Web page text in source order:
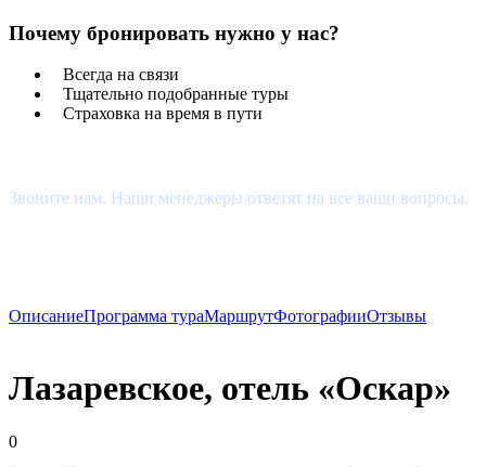
Почему бронировать нужно у нас?
Всегда на связи
Тщательно подобранные туры
Страховка на время в пути
Звоните нам. Наши менеджеры ответят на все ваши вопросы.
ОписаниеПрограмма тураМаршрутФотографииОтзывы
Лазаревское, отель «Оскар»
0